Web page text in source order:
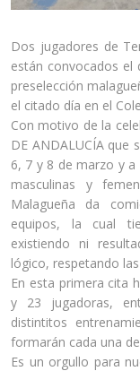
Dos jugadores de
están convocados el
preselección
el citado día en el
Con motivo de la
DE ANDALUCÍA que
6, 7 y 8 de marzo y a
masculinas y
Malagueña da
equipos, la cual
existiendo ni
lógico, respetando
En esta primera cita
y 23 jugadoras,
distintitos
formarán cada una
Es un orgullo para